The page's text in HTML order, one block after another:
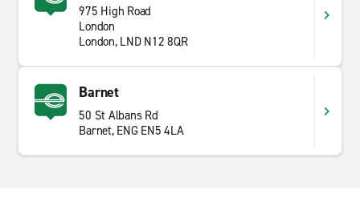
975 High Road
London
London, LND N12 8QR
Barnet
50 St Albans Rd
Barnet, ENG EN5 4LA